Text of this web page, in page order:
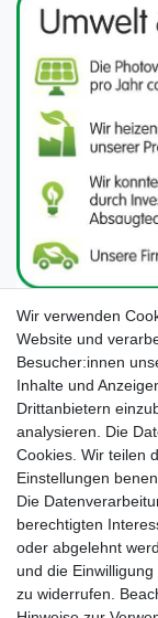
Wir verwenden
Website und
Besucher:innen
Inhalte und
Drittanbietern
analysieren. Die
Cookies. Wir teilen
Einstellungen
Die
berechtigten
oder abgelehnt
und die
zu widerrufen.